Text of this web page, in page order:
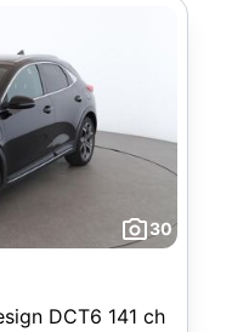
30
DCT6 141 ch